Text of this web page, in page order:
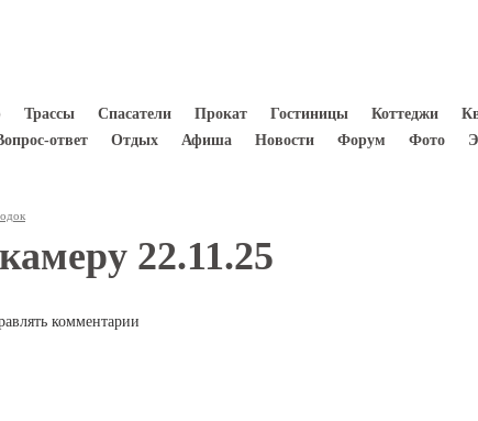
Трассы Спасатели Прокат Гостиницы Коттеджи
ответ Отдых Афиша Новости Форум Фото
22.11.25
комментарии